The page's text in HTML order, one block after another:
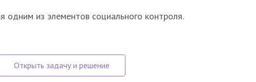
одним из элементов социального контроля.